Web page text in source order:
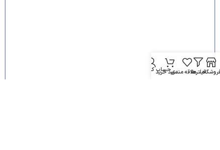
فیلترهاعلاقه مندیسبد خرید
حساب کاربری من